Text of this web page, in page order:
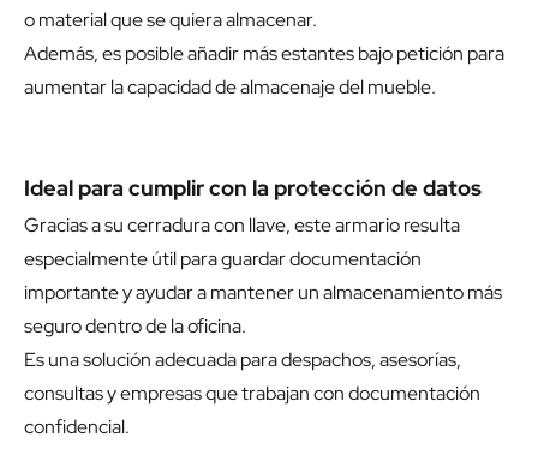
o material que se quiera almacenar.
Además, es posible añadir más estantes bajo petición para
aumentar la capacidad de almacenaje del mueble.
Ideal para cumplir con la protección de datos
Gracias a su cerradura con llave, este armario resulta
especialmente útil para guardar documentación
importante y ayudar a mantener un almacenamiento más
seguro dentro de la oficina.
Es una solución adecuada para despachos, asesorías,
consultas y empresas que trabajan con documentación
confidencial.